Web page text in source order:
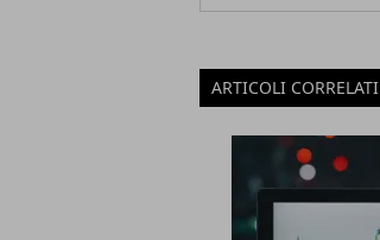
ARTICOLI CORRELATI